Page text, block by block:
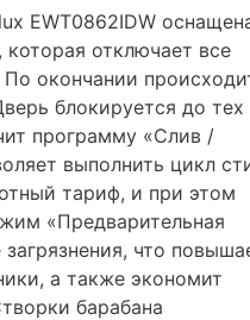
EWT0862IDW
отключает все
окончании
блокируется до тех
программу «Слив /
выполнить цикл
тариф, и при этом
«Предварительная
что
а также экономит
барабана